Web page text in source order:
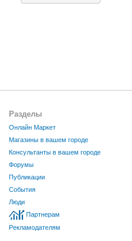
Разделы
Онлайн Маркет
Магазины в вашем городе
Консультанты в вашем городе
Форумы
Публикации
События
Люди
Партнерам
Рекламодателям